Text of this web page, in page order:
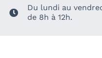
Du lundi au
de 8h à 12h.